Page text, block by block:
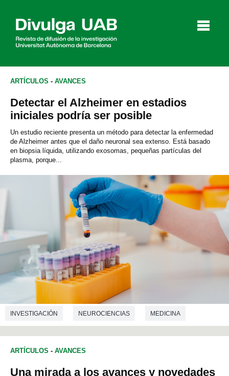
Agenda
Català
BUSCAR
ARTÍCULOS - AVANCES
Detectar el Alzheimer en estadios
iniciales podría ser posible
Un estudio reciente presenta un método para detectar la enfermedad
de Alzheimer antes que el daño neuronal sea extenso. Está basado
en biopsia líquida, utilizando exosomas, pequeñas partículas del
plasma, porque...
INVESTIGACIÓN NEUROCIENCIAS MEDICINA
ARTÍCULOS - AVANCES
Una mirada a los avances y novedades